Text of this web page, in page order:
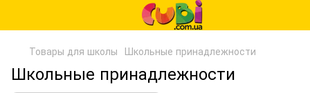
Товары для школы Школьные принадлежности
Школьные принадлежности